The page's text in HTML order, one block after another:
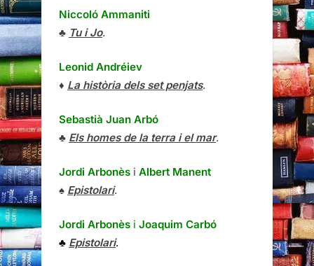
Niccoló Ammaniti
♣ Tu i Jo.
Leonid Andréiev
♦ La història dels set penjats.
Sebastià Juan Arbó
♣ Els homes de la terra i el mar.
Jordi Arbonès i Albert Manent
♠ Epistolari.
Jordi Arbonès i Joaquim Carbó
♣ Epistolari.